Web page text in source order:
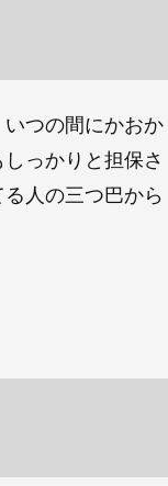
つの間にかおか
っかりと担保さ
人の三つ巴から